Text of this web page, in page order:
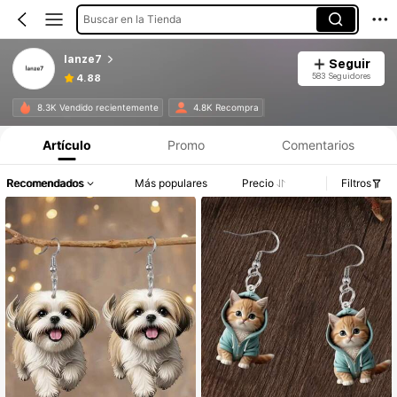
Buscar en la Tienda
lanze7
4.88
Seguir
583 Seguidores
8.3K Vendido recientemente 4.8K Recompra
Artículo Promo Comentarios
Recomendados Más populares Precio Filtros